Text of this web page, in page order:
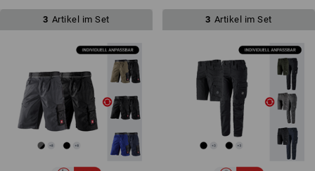
3 Artikel im Set 3 Artikel im Set